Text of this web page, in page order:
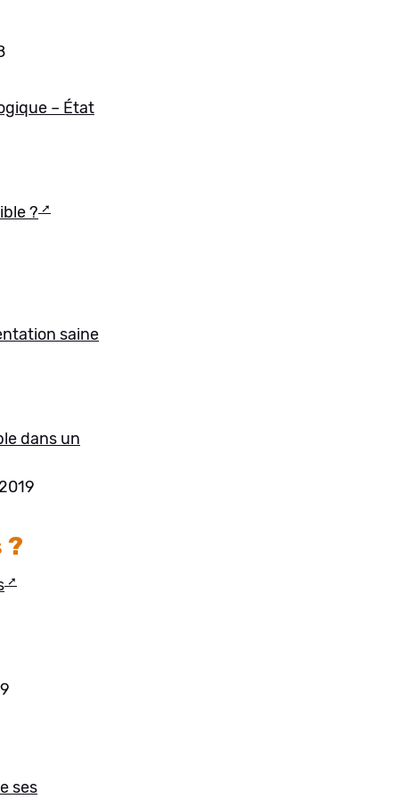
– État
?
saine
dans un
?
ses